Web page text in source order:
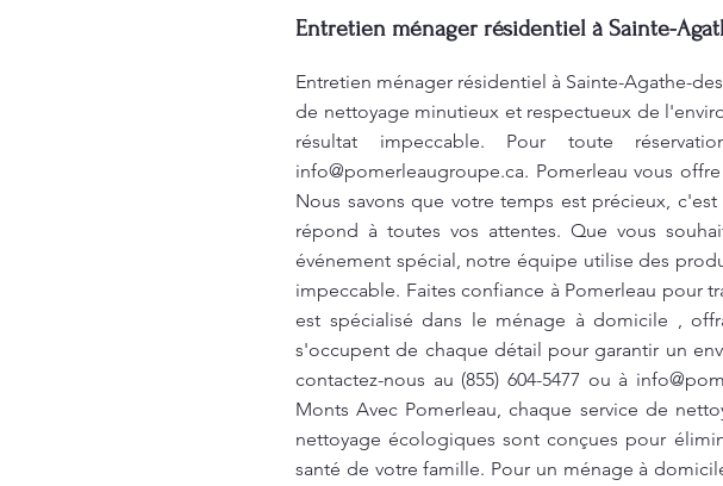
Entretien ménager résidentiel à Sainte-
Entretien ménager résidentiel à Sainte-Agathe-
de nettoyage minutieux et respectueux de
résultat impeccable. Pour toute
info@pomerleaugroupe.ca. Pomerleau vous
Nous savons que votre temps est précieux,
répond à toutes vos attentes. Que vous
événement spécial, notre équipe utilise des
impeccable. Faites confiance à Pomerleau pour
est spécialisé dans le ménage à domicile ,
s'occupent de chaque détail pour garantir un
contactez-nous au (855) 604-5477 ou à
Monts Avec Pomerleau, chaque service de
nettoyage écologiques sont conçues pour
santé de votre famille. Pour un ménage à